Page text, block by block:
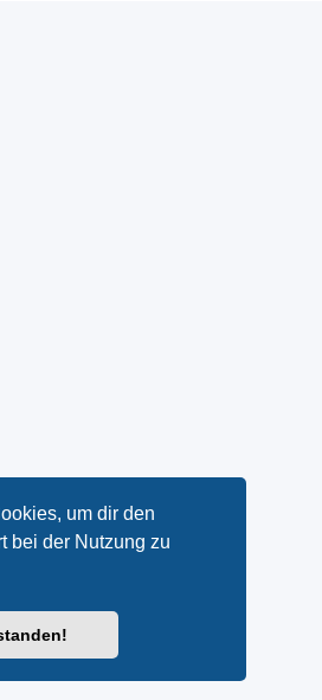
um dir den
bei der Nutzung zu